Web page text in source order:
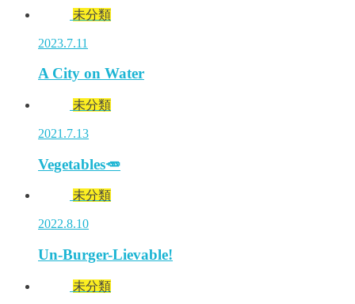
未分類
2023.7.11
A City on Water
未分類
2021.7.13
Vegetables🥕
未分類
2022.8.10
Un-Burger-Lievable!
未分類